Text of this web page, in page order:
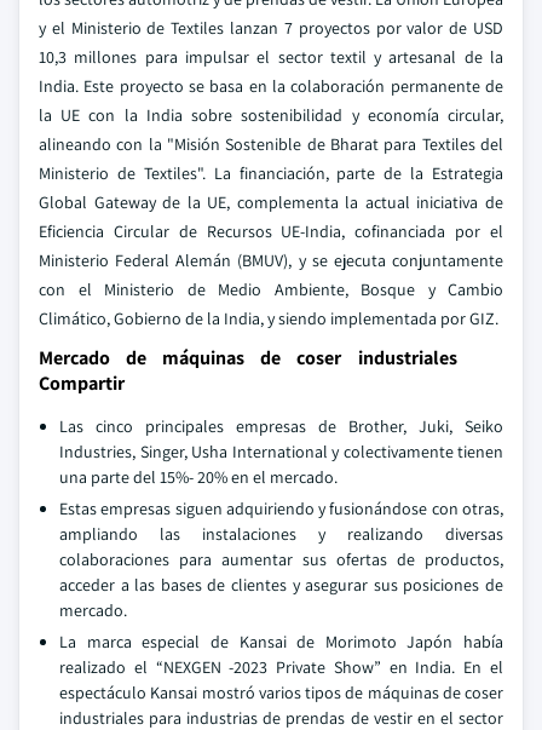
y el Ministerio de Textiles lanzan 7 proyectos por valor de USD
10,3 millones para impulsar el sector textil y artesanal de la
India. Este proyecto se basa en la colaboración permanente de
la UE con la India sobre sostenibilidad y economía circular,
alineando con la "Misión Sostenible de Bharat para Textiles del
Ministerio de Textiles". La financiación, parte de la Estrategia
Global Gateway de la UE, complementa la actual iniciativa de
Eficiencia Circular de Recursos UE-India, cofinanciada por el
Ministerio Federal Alemán (BMUV), y se ejecuta conjuntamente
con el Ministerio de Medio Ambiente, Bosque y Cambio
Climático, Gobierno de la India, y siendo implementada por GIZ.
Mercado de máquinas de coser industriales
Compartir
Las cinco principales empresas de Brother, Juki, Seiko
Industries, Singer, Usha International y colectivamente tienen
una parte del 15%- 20% en el mercado.
Estas empresas siguen adquiriendo y fusionándose con otras,
ampliando las instalaciones y realizando diversas
colaboraciones para aumentar sus ofertas de productos,
acceder a las bases de clientes y asegurar sus posiciones de
mercado.
La marca especial de Kansai de Morimoto Japón había
realizado el “NEXGEN -2023 Private Show” en India. En el
espectáculo Kansai mostró varios tipos de máquinas de coser
industriales para industrias de prendas de vestir en el sector